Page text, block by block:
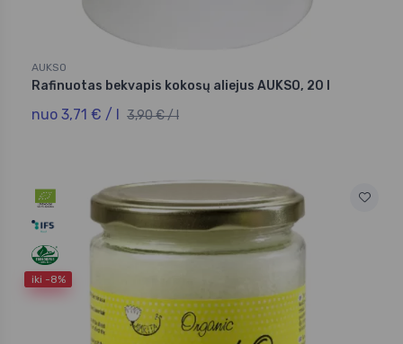
AUKSO
Rafinuotas bekvapis kokosų aliejus AUKSO, 20 l
nuo 3,71 € / l 3,90 € / l
iki -8%